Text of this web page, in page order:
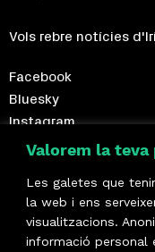
Valorem la
Les galetes que
la web i ens
visualitzacions.
informació personal
Vols rebre notícies
Facebook
Bluesky
Instagram
Telegram
Fes-te sòcia!
Formem part de